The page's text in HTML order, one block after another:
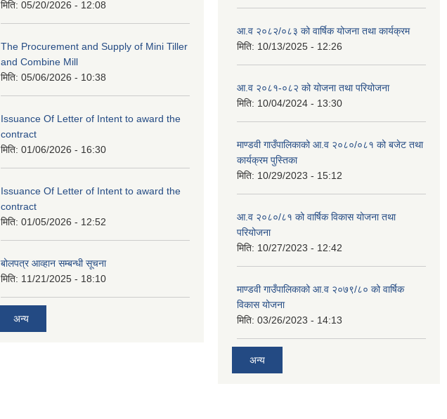
मिति: 05/20/2026 - 12:08
The Procurement and Supply of Mini Tiller
and Combine Mill
मिति: 05/06/2026 - 10:38
Issuance Of Letter of Intent to award the
contract
मिति: 01/06/2026 - 16:30
Issuance Of Letter of Intent to award the
contract
मिति: 01/05/2026 - 12:52
बोलपत्र आव्हान सम्बन्धी सूचना
मिति: 11/21/2025 - 18:10
अन्य
आ.व २०८२/०८३ को वार्षिक योजना तथा कार्यक्रम
मिति: 10/13/2025 - 12:26
आ.व २०८१-०८२ को योजना तथा परियोजना
मिति: 10/04/2024 - 13:30
माण्डवी गाउँपालिकाको आ.व २०८०/०८१ को बजेट तथा
कार्यक्रम पुस्तिका
मिति: 10/29/2023 - 15:12
आ.व २०८०/८१ को वार्षिक विकास योजना तथा
परियोजना
मिति: 10/27/2023 - 12:42
माण्डवी गाउँपालिकाको आ.व २०७९/८० को वार्षिक
विकास योजना
मिति: 03/26/2023 - 14:13
अन्य